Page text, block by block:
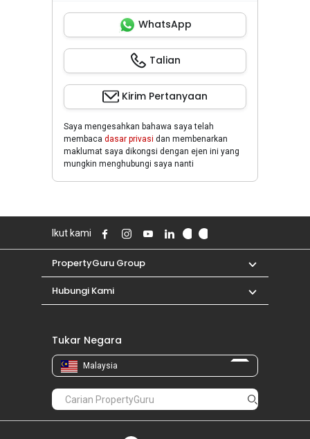
WhatsApp
Talian
Kirim Pertanyaan
Saya mengesahkan bahawa saya telah
membaca dasar privasi dan membenarkan
maklumat saya dikongsi dengan ejen ini yang
mungkin menghubungi saya nanti
Ikut kami
PropertyGuru Group
Hubungi Kami
Tukar Negara
Malaysia